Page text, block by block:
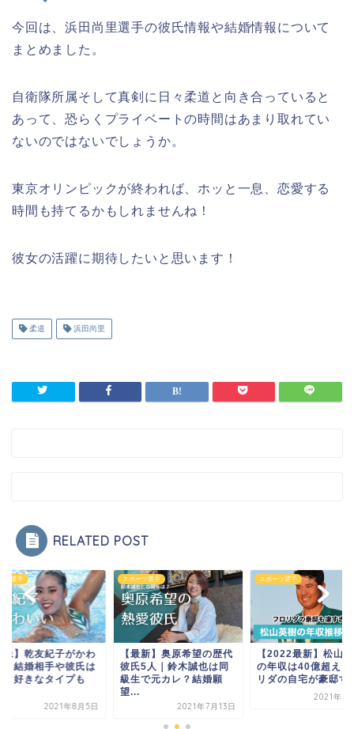
今回は、浜田尚里選手の彼氏情報や結婚情報について
まとめました。
自衛隊所属そして真剣に日々柔道と向き合っていると
あって、恐らくプライベートの時間はあまり取れてい
ないのではないでしょうか。
東京オリンピックが終われば、ホッと一息、恋愛する
時間も持てるかもしれませんね！
彼女の活躍に期待したいと思います！
柔道 浜田尚里
RELATED POST
ツ選手
新】奥原希望の歴代
5人｜鈴木誠也は同
で元カレ？結婚願
2021年7月13日
スポーツ選手
【2022最新】松山英樹
の年収は40億超え？フロ
リダの自宅が豪邸す...
スポーツ選手
【画像】乾友紀子が
いい！結婚相手や彼
いる？好きなタイプ